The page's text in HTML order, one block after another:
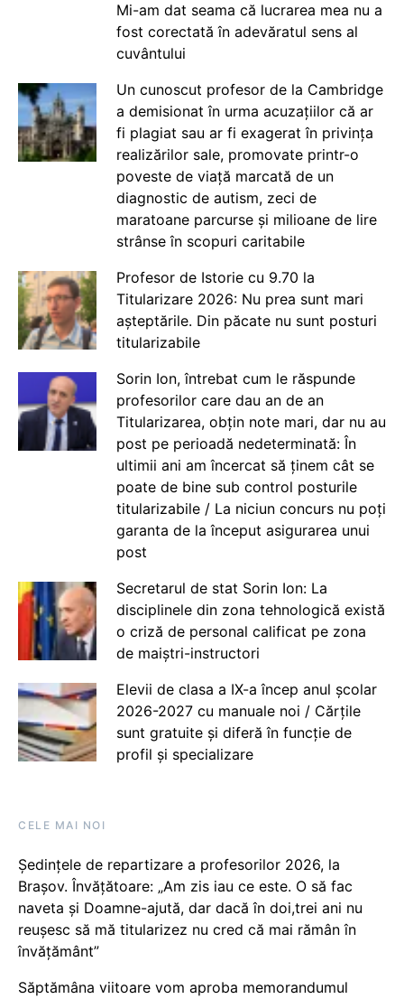
Mi-am dat seama că lucrarea mea nu a
fost corectată în adevăratul sens al
cuvântului
Un cunoscut profesor de la Cambridge
a demisionat în urma acuzațiilor că ar
fi plagiat sau ar fi exagerat în privința
realizărilor sale, promovate printr-o
poveste de viață marcată de un
diagnostic de autism, zeci de
maratoane parcurse și milioane de lire
strânse în scopuri caritabile
Profesor de Istorie cu 9.70 la
Titularizare 2026: Nu prea sunt mari
așteptările. Din păcate nu sunt posturi
titularizabile
Sorin Ion, întrebat cum le răspunde
profesorilor care dau an de an
Titularizarea, obțin note mari, dar nu au
post pe perioadă nedeterminată: În
ultimii ani am încercat să ținem cât se
poate de bine sub control posturile
titularizabile / La niciun concurs nu poți
garanta de la început asigurarea unui
post
Secretarul de stat Sorin Ion: La
disciplinele din zona tehnologică există
o criză de personal calificat pe zona
de maiștri-instructori
Elevii de clasa a IX-a încep anul școlar
2026-2027 cu manuale noi / Cărțile
sunt gratuite și diferă în funcție de
profil și specializare
CELE MAI NOI
Ședințele de repartizare a profesorilor 2026, la
Brașov. Învățătoare: „Am zis iau ce este. O să fac
naveta și Doamne-ajută, dar dacă în doi,trei ani nu
reușesc să mă titularizez nu cred că mai rămân în
învățământ”
Săptămâna viitoare vom aproba memorandumul